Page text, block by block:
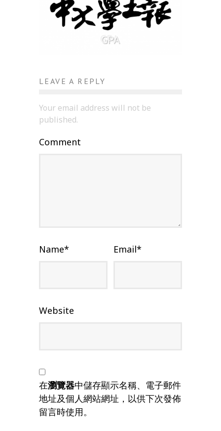
GPA
LEAVE A REPLY
Your email address will not be
published.
Comment
Name* Email*
Website
在瀏覽器中儲存顯示名稱、電子郵件
地址及個人網站網址，以供下次發佈
留言時使用。